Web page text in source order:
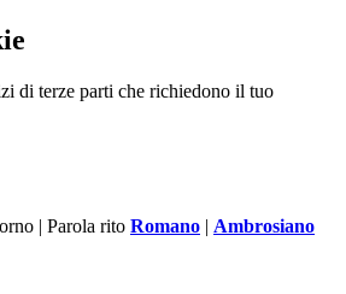
di terze parti che richiedono il tuo
| Parola rito Romano | Ambrosiano